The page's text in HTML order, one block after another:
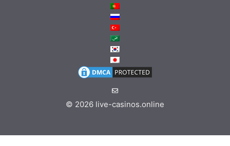
© 2026 live-casinos.online